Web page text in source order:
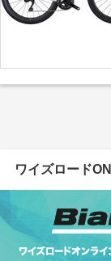
ワイズロード